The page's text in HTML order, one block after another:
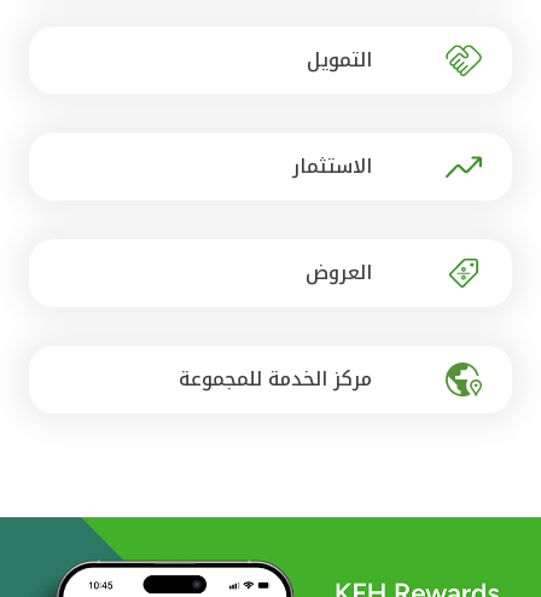
مصر
التمويل
الاستثمار
العروض
مركز الخدمة للمجموعة